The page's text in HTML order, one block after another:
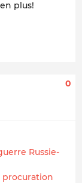
plus!
0
Russie-
procuration